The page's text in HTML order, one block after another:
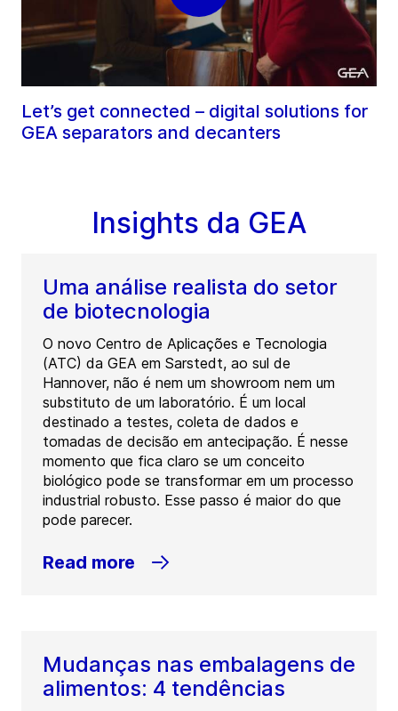
Let’s get connected – digital solutions for
GEA separators and decanters
Insights da GEA
Uma análise realista do setor
de biotecnologia
O novo Centro de Aplicações e Tecnologia
(ATC) da GEA em Sarstedt, ao sul de
Hannover, não é nem um showroom nem um
substituto de um laboratório. É um local
destinado a testes, coleta de dados e
tomadas de decisão em antecipação. É nesse
momento que fica claro se um conceito
biológico pode se transformar em um processo
industrial robusto. Esse passo é maior do que
pode parecer.
Read more
Mudanças nas embalagens de
alimentos: 4 tendências